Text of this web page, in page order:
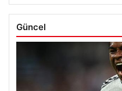
Güncel